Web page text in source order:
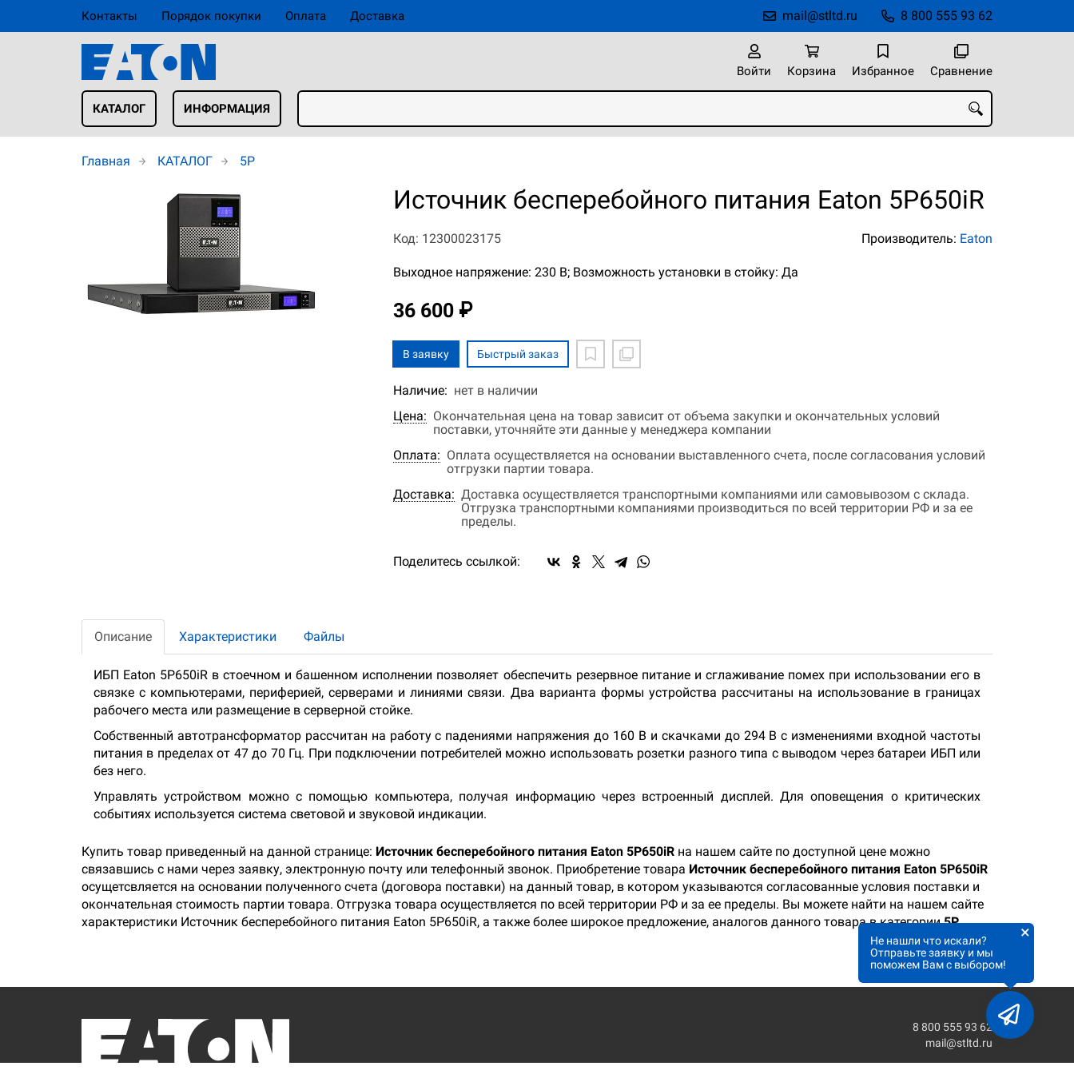
Контакты Порядок покупки Оплата Доставка 8 800 555 93 62
mail@stltd.ru
Войти Корзина Избранное Сравнение
КАТАЛОГ ИНФОРМАЦИЯ
Главная КАТАЛОГ 5P
Источник бесперебойного питания Eaton 5P650iR
Код: 12300023175 Производитель: Eaton
Выходное напряжение: 230 В; Возможность установки в стойку: Да
36 600 ₽
В заявку Быстрый заказ
Наличие: нет в наличии
Цена: Окончательная цена на товар зависит от объема закупки и окончательных условий
поставки, уточняйте эти данные у менеджера компании
Оплата: Оплата осуществляется на основании выставленного счета, после согласования условий
отгрузки партии товара.
Доставка: Доставка осуществляется транспортными компаниями или самовывозом с склада.
Отгрузка транспортными компаниями производиться по всей территории РФ и за ее
пределы.
Поделитесь ссылкой:
Описание Характеристики Файлы
ИБП Eaton 5P650iR в стоечном и башенном исполнении позволяет обеспечить резервное питание и сглаживание помех при использовании его в
связке с компьютерами, периферией, серверами и линиями связи. Два варианта формы устройства рассчитаны на использование в границах
рабочего места или размещение в серверной стойке.
Собственный автотрансформатор рассчитан на работу с падениями напряжения до 160 В и скачками до 294 В с изменениями входной частоты
питания в пределах от 47 до 70 Гц. При подключении потребителей можно использовать розетки разного типа с выводом через батареи ИБП или
без него.
Управлять устройством можно с помощью компьютера, получая информацию через встроенный дисплей. Для оповещения о критических
событиях используется система световой и звуковой индикации.
Купить товар приведенный на данной странице: Источник бесперебойного питания Eaton 5P650iR на нашем сайте по доступной цене можно
связавшись с нами через заявку, электронную почту или телефонный звонок. Приобретение товара Источник бесперебойного питания Eaton 5P650iR
осущетсвляется на основании полученного счета (договора поставки) на данный товар, в котором указываются согласованные условия поставки и
окончательная стоимость партии товара. Отгрузка товара осуществляется по всей территории РФ и за ее пределы. Вы можете найти на нашем сайте
характеристики Источник бесперебойного питания Eaton 5P650iR, а также более широкое предложение, аналогов данного товара в категории5P.
8 800 555 93 62
mail@stltd.ru
Не нашли что искали?
Отправьте заявку и мы
поможем Вам с выбором!
×